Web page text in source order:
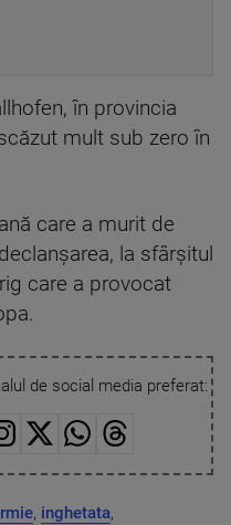
în provincia
mult sub zero în
care a murit de
la sfârşitul
care a provocat
de social media preferat:
, inghetata,